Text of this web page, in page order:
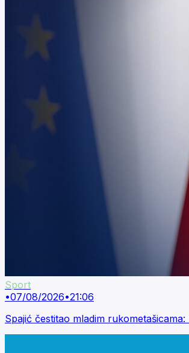
Sport
•07/08/2026•21:06
Spajić čestitao mladim